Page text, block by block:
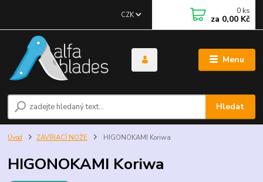
Menu
CZK
Hledat
0 ks
za 0,00 Kč
Úvod ZAVÍRACÍ NOŽE HIGONOKAMI Koriwa
HIGONOKAMI Koriwa